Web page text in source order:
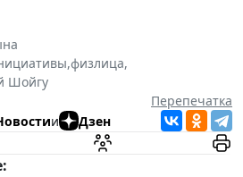
,физлица,
Шойгу
Перепечатка
и Дзен